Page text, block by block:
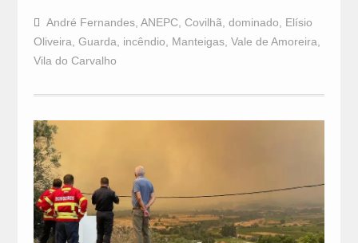
André Fernandes, ANEPC, Covilhã, dominado, Elísio
Oliveira, Guarda, incêndio, Manteigas, Vale de Amoreira,
Vila do Carvalho